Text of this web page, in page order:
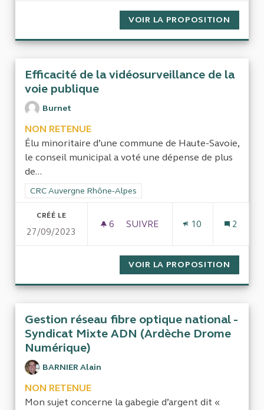
VOIR LA PROPOSITION
Efficacité de la vidéosurveillance de la
voie publique
Burnet
NON RETENUE
Élu minoritaire d’une commune de Haute-Savoie,
le conseil municipal a voté une dépense de plus
de...
Filtrer les résultats de la catégorie : CRC Auvergne Rhône-
CRC Auvergne Rhône-Alpes
CRÉÉ LE
27/09/2023
6 6 ABONNÉS
SUIVRE
10 2
VOIR LA PROPOSITION
Gestion réseau fibre optique national -
Syndicat Mixte ADN (Ardèche Drome
Numérique)
BARNIER Alain
NON RETENUE
Mon sujet concerne la gabegie d’argent dit «